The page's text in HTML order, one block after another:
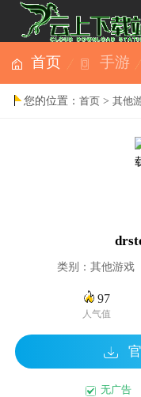
首页 手游
您的位置：首页 >其他
类别：其他游戏
97
人气值
无广告